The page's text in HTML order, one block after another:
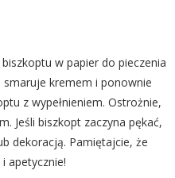
w papier do pieczenia
kremem i ponownie
z wypełnieniem. Ostrożnie,
Jeśli biszkopt zaczyna pękać,
dekoracją. Pamiętajcie, że
apetycznie!